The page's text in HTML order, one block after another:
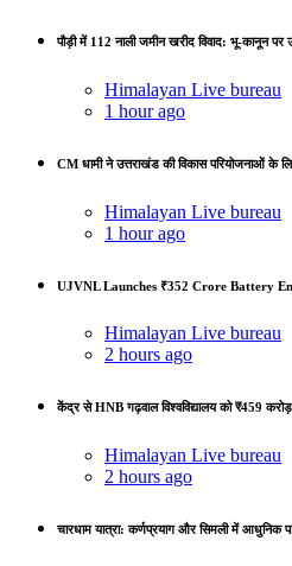
पौड़ी में 112 नाली जमीन खरीद विवाद: भू-कानून पर
Himalayan Live bureau
1 hour ago
CM धामी ने उत्तराखंड की विकास परियोजनाओं के
Himalayan Live bureau
1 hour ago
UJVNL Launches ₹352 Crore Battery
Himalayan Live bureau
2 hours ago
केंद्र से HNB गढ़वाल विश्वविद्यालय को ₹459 करोड़
Himalayan Live bureau
2 hours ago
चारधाम यात्रा: कर्णप्रयाग और सिमली में आधुनिक